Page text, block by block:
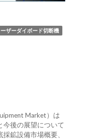
ーザーダイボード切断機
Market）は
今後の展望について
鉱設備市場概要、